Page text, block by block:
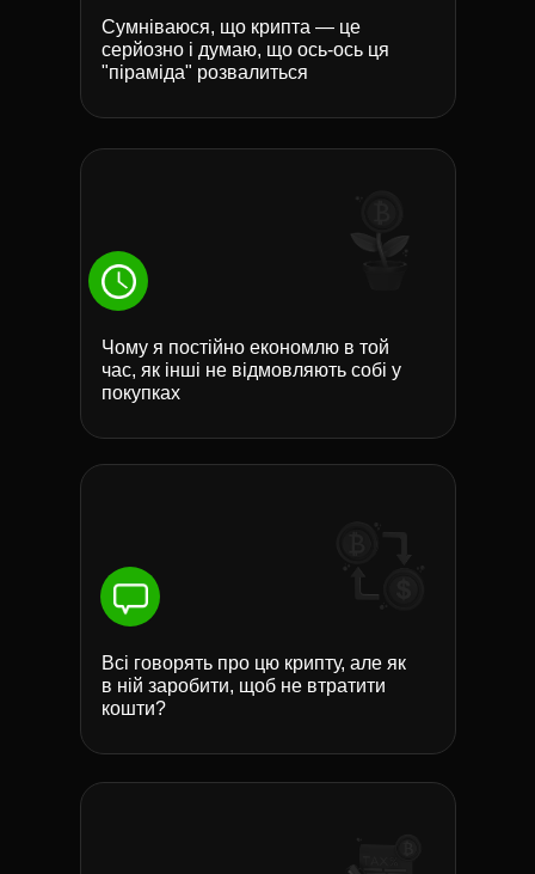
Сумніваюся, що крипта — це
серйозно і думаю, що ось-ось ця
"піраміда" розвалиться
Чому я постійно економлю в той
час, як інші не відмовляють собі у
покупках
Всі говорять про цю крипту, але як
в ній заробити, щоб не втратити
кошти?